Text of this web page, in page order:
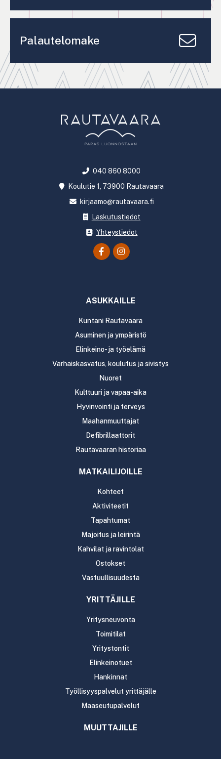
Palautelomake
040 860 8000
Koulutie 1, 73900 Rautavaara
kirjaamo@rautavaara.fi
Laskutustiedot
Yhteystiedot
ASUKKAILLE
Kuntani Rautavaara
Asuminen ja ympäristö
Elinkeino- ja työelämä
Varhaiskasvatus, koulutus ja sivistys
Nuoret
Kulttuuri ja vapaa-aika
Hyvinvointi ja terveys
Maahanmuuttajat
Defibrillaattorit
Rautavaaran historiaa
MATKAILIJOILLE
Kohteet
Aktiviteetit
Tapahtumat
Majoitus ja leirintä
Kahvilat ja ravintolat
Ostokset
Vastuullisuudesta
YRITTÄJILLE
Yritysneuvonta
Toimitilat
Yritystontit
Elinkeinotuet
Hankinnat
Työllisyyspalvelut yrittäjälle
Maaseutupalvelut
MUUTTAJILLE